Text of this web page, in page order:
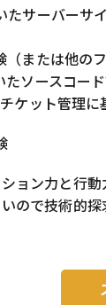
たサーバーサ
（または他の
たソースコー
ケット管理
ョン力と行
ので技術的